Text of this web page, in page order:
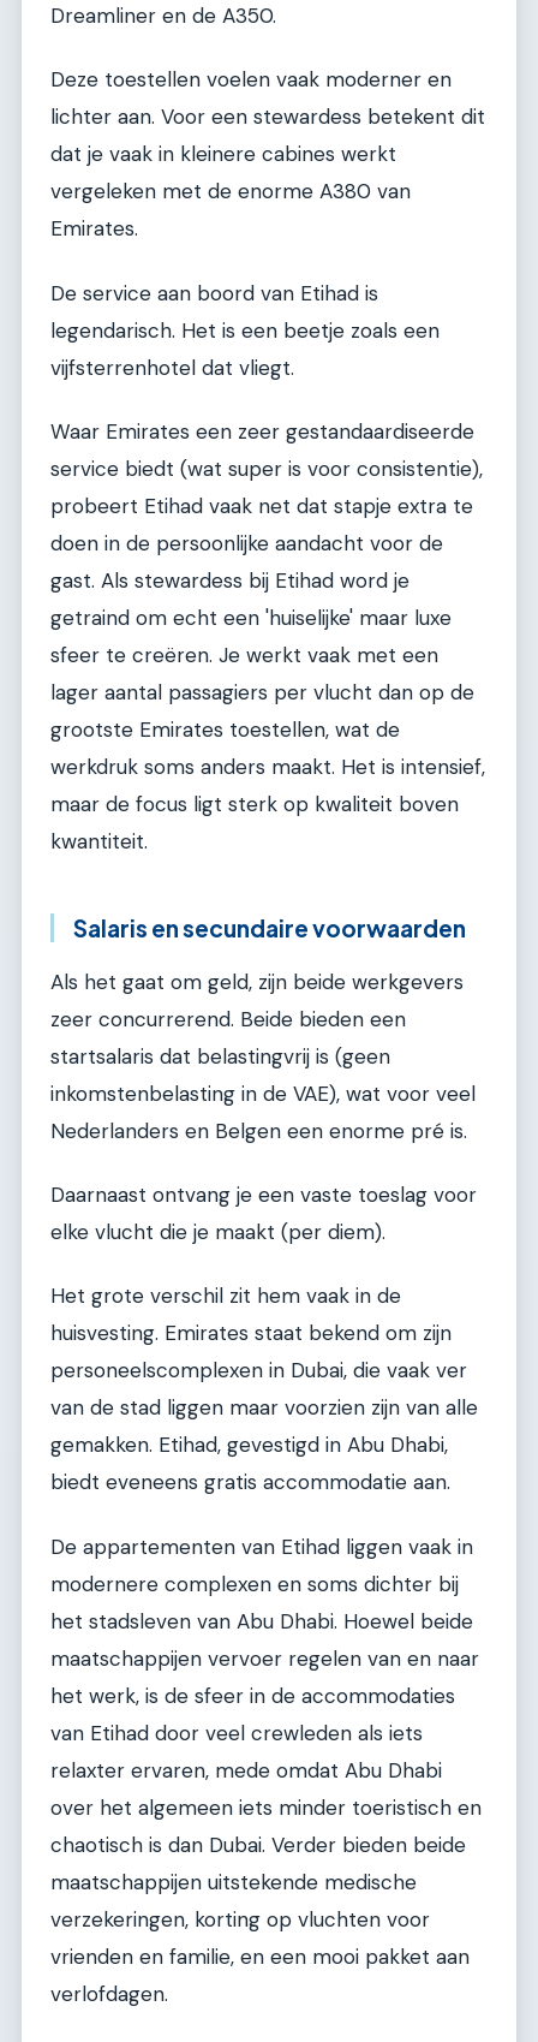
Dreamliner en de A350.
Deze toestellen voelen vaak moderner en
lichter aan. Voor een stewardess betekent dit
dat je vaak in kleinere cabines werkt
vergeleken met de enorme A380 van
Emirates.
De service aan boord van Etihad is
legendarisch. Het is een beetje zoals een
vijfsterrenhotel dat vliegt.
Waar Emirates een zeer gestandaardiseerde
service biedt (wat super is voor consistentie),
probeert Etihad vaak net dat stapje extra te
doen in de persoonlijke aandacht voor de
gast. Als stewardess bij Etihad word je
getraind om echt een 'huiselijke' maar luxe
sfeer te creëren. Je werkt vaak met een
lager aantal passagiers per vlucht dan op de
grootste Emirates toestellen, wat de
werkdruk soms anders maakt. Het is intensief,
maar de focus ligt sterk op kwaliteit boven
kwantiteit.
Salaris en secundaire voorwaarden
Als het gaat om geld, zijn beide werkgevers
zeer concurrerend. Beide bieden een
startsalaris dat belastingvrij is (geen
inkomstenbelasting in de VAE), wat voor veel
Nederlanders en Belgen een enorme pré is.
Daarnaast ontvang je een vaste toeslag voor
elke vlucht die je maakt (per diem).
Het grote verschil zit hem vaak in de
huisvesting. Emirates staat bekend om zijn
personeelscomplexen in Dubai, die vaak ver
van de stad liggen maar voorzien zijn van alle
gemakken. Etihad, gevestigd in Abu Dhabi,
biedt eveneens gratis accommodatie aan.
De appartementen van Etihad liggen vaak in
modernere complexen en soms dichter bij
het stadsleven van Abu Dhabi. Hoewel beide
maatschappijen vervoer regelen van en naar
het werk, is de sfeer in de accommodaties
van Etihad door veel crewleden als iets
relaxter ervaren, mede omdat Abu Dhabi
over het algemeen iets minder toeristisch en
chaotisch is dan Dubai. Verder bieden beide
maatschappijen uitstekende medische
verzekeringen, korting op vluchten voor
vrienden en familie, en een mooi pakket aan
verlofdagen.